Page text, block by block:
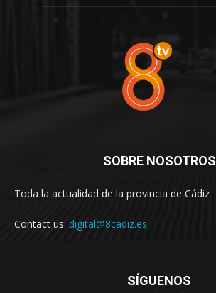
SOBRE NOSOTROS
Toda la actualidad de la provincia de Cádiz
Contact us: digital@8cadiz.es
SÍGUENOS